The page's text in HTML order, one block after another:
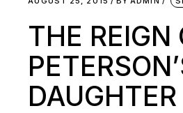
THE REIGN
DAUGHTER